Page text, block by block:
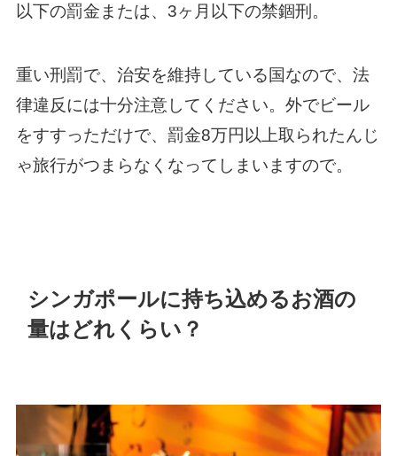
以下の罰金または、 3ヶ月以下の禁錮刑。
重い刑罰で、治安を維持している国なので、法
律違反には十分注意してください。外でビール
をすすっただけで、罰金8万円以上取られたんじ
ゃ旅行がつまらなくなってしまいますので。
シンガポールに持ち込めるお酒の
量はどれくらい？